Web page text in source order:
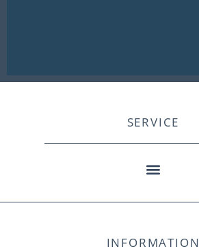
SERVICE
INFORMATION